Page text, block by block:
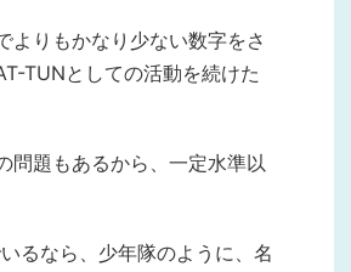
よりもかなり少ない数字をさ
TUNとしての活動を続けた
問題もあるから、一定水準以
るなら、少年隊のように、名